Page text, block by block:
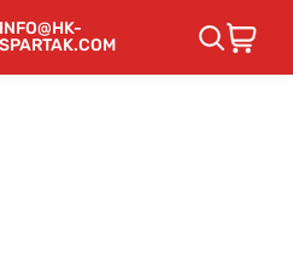
INFO@HK-
SPARTAK.COM